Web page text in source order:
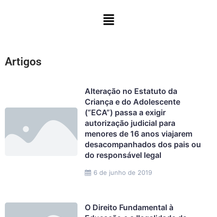
Menu
Artigos
6 de junho de 2019
Alteração no Estatuto da
Criança e do Adolescente
(“ECA”) passa a exigir
autorização judicial para
menores de 16 anos viajarem
desacompanhados dos pais ou
do responsável legal
O Direito Fundamental à